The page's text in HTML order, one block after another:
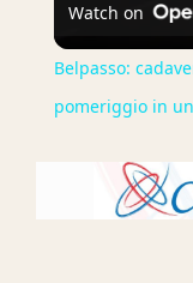
Watch on
Belpasso:
pomeriggio in